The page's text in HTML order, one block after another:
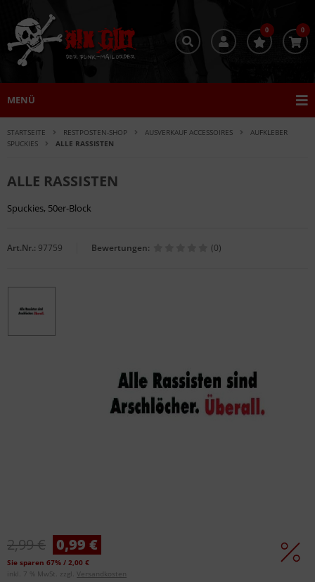
0 0
MENÜ
STARTSEITE RESTPOSTEN-SHOP AUSVERKAUF ACCESSOIRES
AUFKLEBER
SPUCKIES
ALLE RASSISTEN
ALLE RASSISTEN
Spuckies, 50er-Block
Art.Nr.: 97759 Bewertungen: (0)
2,99 € 0,99 €
Sie sparen 67% / 2,00 €
inkl. 7 % MwSt. zzgl. Versandkosten